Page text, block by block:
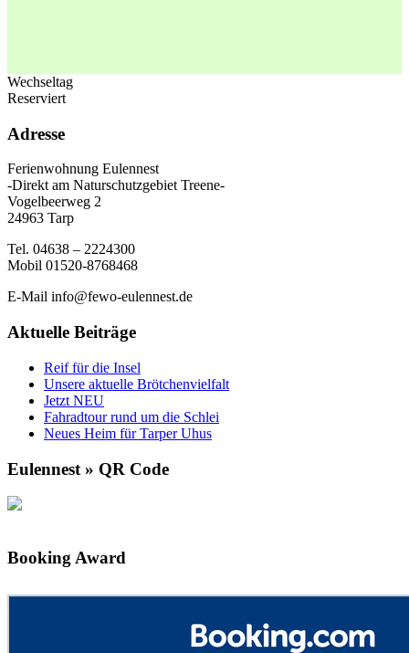
Wechseltag
Reserviert
Adresse
Ferienwohnung Eulennest
-Direkt am Naturschutzgebiet Treene-
Vogelbeerweg 2
24963 Tarp
Tel. 04638 – 2224300
Mobil 01520-8768468
E-Mail info@fewo-eulennest.de
Aktuelle Beiträge
Reif für die Insel
Unsere aktuelle Brötchenvielfalt
Jetzt NEU
Fahradtour rund um die Schlei
Neues Heim für Tarper Uhus
Eulennest » QR Code
Booking Award